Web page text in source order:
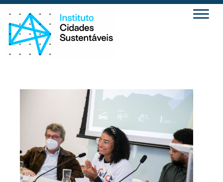
Ir
para
conteúdo